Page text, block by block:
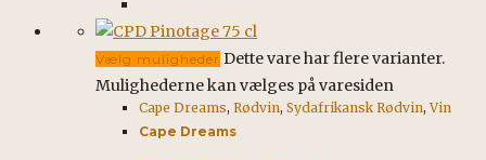
Vælg muligheder Dette vare har flere varianter.
Mulighederne kan vælges på varesiden
Cape Dreams, Rødvin, Sydafrikansk Rødvin,Vin
Cape Dreams